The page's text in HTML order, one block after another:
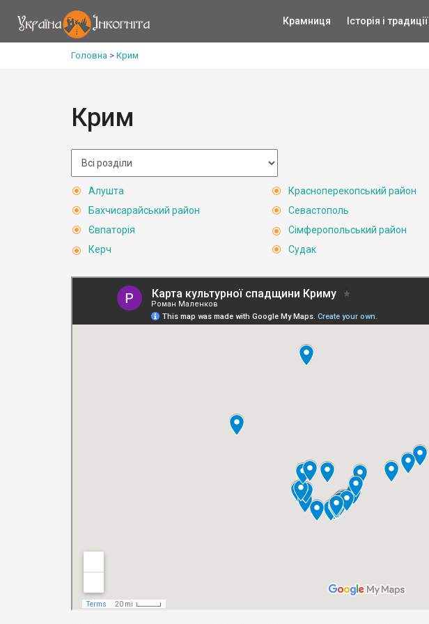
Крамниця Історія і традиції
Головна > Крим
Крим
Алушта
Бахчисарайський район
Євпаторія
Керч
Красноперекопський район
Севастополь
Сімферопольський район
Судак